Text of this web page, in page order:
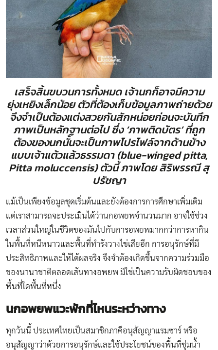
เสร็จสิ้นขบวนการทั้งหมด เจ้านกก็อาจมีความ
ยุ่งเหยิงเล็กน้อย ตัวที่ต้องเก็บข้อมูลภาพถ่ายด้วย
จึงจำเป็นต้องแต่งสวยกันสักหน่อยก่อนจะบันทึก
ภาพเป็นหลักฐานต่อไป ซึ่ง ‘ภาพติดบัตร’ ที่ถูก
ต้องของนกนั้นจะเป็นภาพโปรไฟล์จากด้านข้าง
แบบเจ้าแต้วแล้วธรรมดา (blue-winged pitta,
Pitta moluccensis) ตัวนี้ ภาพโดย สิริพรรณี สุ
ปรัชญา
แม้เป็นเพียงข้อมูลชุดเริ่มต้นและยังต้องการการศึกษาเพิ่มเติม
แต่เราสามารถจะประเมินได้ว่านกอพยพจำนวนมาก อาจใช้ช่วง
เวลาส่วนใหญ่ในชีวิตของมันไปกับการอพยพมากกว่าการหากิน
ในพื้นที่หนีหนาวและพื้นที่ทำรังวางไข่เสียอีก การอนุรักษ์ที่มี
ประสิทธิภาพและให้ได้ผลจริง จึงจำต้องเกิดขึ้นจากความร่วมมือ
ของนานาชาติตลอดเส้นทางอพยพ มิใช่เป็นความรับผิดชอบของ
พื้นที่ใดพื้นที่หนึ่ง
นกอพยพแวะพักที่ไหนระหว่างทาง
ทุกวันนี้ ประเทศไทยเป็นสมาชิกภาคีอนุสัญญาแรมซาร์ หรือ
อนุสัญญาว่าด้วยการอนุรักษ์และใช้ประโยชน์ของพื้นที่ชุ่มน้ำ